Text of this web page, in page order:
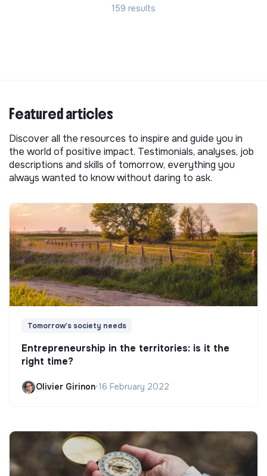
159 results
Featured articles
Discover all the resources to inspire and guide you in
the world of positive impact. Testimonials, analyses, job
descriptions and skills of tomorrow, everything you
always wanted to know without daring to ask.
Tomorrow's society needs
Entrepreneurship in the territories: is it the
right time?
Olivier Girinon•16 February 2022